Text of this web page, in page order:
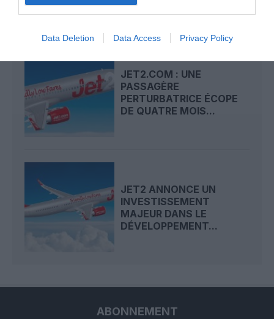
Data Deletion Data Access Privacy Policy
JET2.COM : UNE
PASSAGÈRE
PERTURBATRICE ÉCOPE
DE QUATRE MOIS...
JET2 ANNONCE UN
INVESTISSEMENT
MAJEUR DANS LE
DÉVELOPPEMENT...
ABONNEMENT